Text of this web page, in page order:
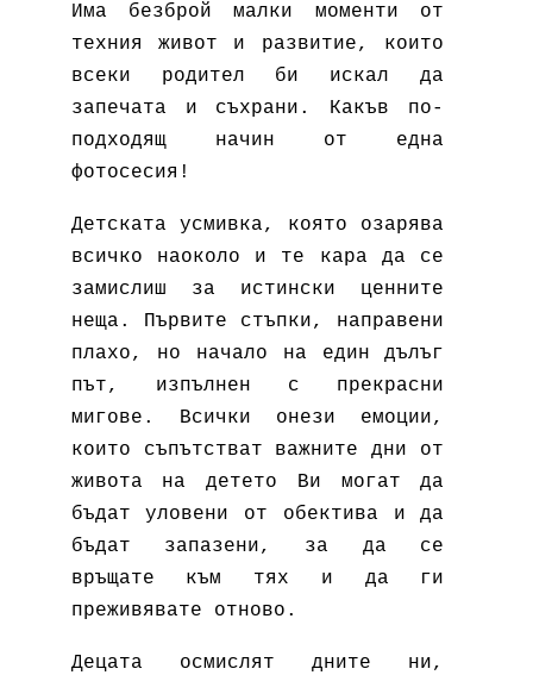
Има безброй малки моменти от
техния живот и развитие, които
всеки родител би искал да
запечата и съхрани. Какъв по-
подходящ начин от една
фотосесия!
Детската усмивка, която озарява
всичко наоколо и те кара да се
замислиш за истински ценните
неща. Първите стъпки, направени
плахо, но начало на един дълъг
път, изпълнен с прекрасни
мигове. Всички онези емоции,
които съпътстват важните дни от
живота на детето Ви могат да
бъдат уловени от обектива и да
бъдат запазени, за да се
връщате към тях и да ги
преживявате отново.
Децата осмислят дните ни,